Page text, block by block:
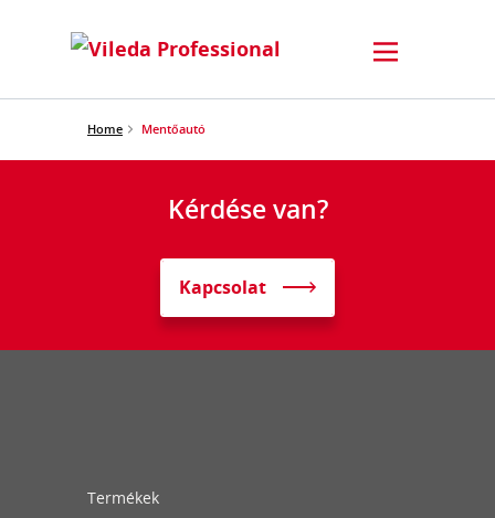
Home Mentőautó
Kérdése van?
Kapcsolat
Termékek